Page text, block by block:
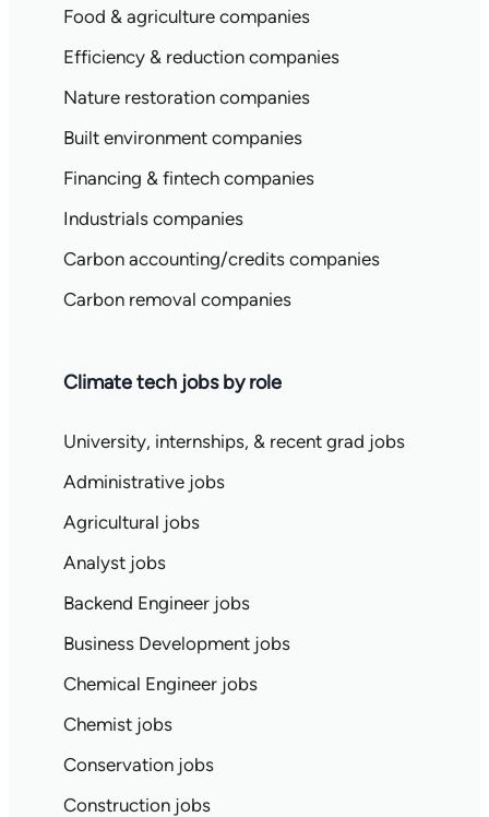
Food & agriculture companies
Efficiency & reduction companies
Nature restoration companies
Built environment companies
Financing & fintech companies
Industrials companies
Carbon accounting/credits companies
Carbon removal companies
Climate tech jobs by role
University, internships, & recent grad jobs
Administrative jobs
Agricultural jobs
Analyst jobs
Backend Engineer jobs
Business Development jobs
Chemical Engineer jobs
Chemist jobs
Conservation jobs
Construction jobs